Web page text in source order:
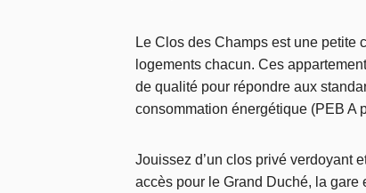
Le Clos des Champs est une petite
logements chacun. Ces
de qualité pour répondre aux
consommation énergétique (PEB A
Jouissez d’un clos privé verdoyant
accès pour le Grand Duché, la gare